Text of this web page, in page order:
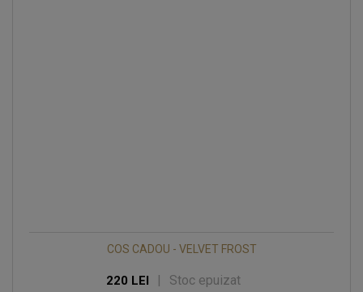
COS CADOU - VELVET FROST
220 LEI | Stoc epuizat